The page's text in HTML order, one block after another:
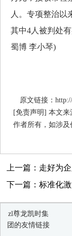
人。专项整治以
其中4人被判处
蜀博 李小琴)
原文链接：
[免责声明] 本文
作者所有，如涉
上一篇：走好为
下一篇：标准化
zl尊龙凯时集
团的友情链接